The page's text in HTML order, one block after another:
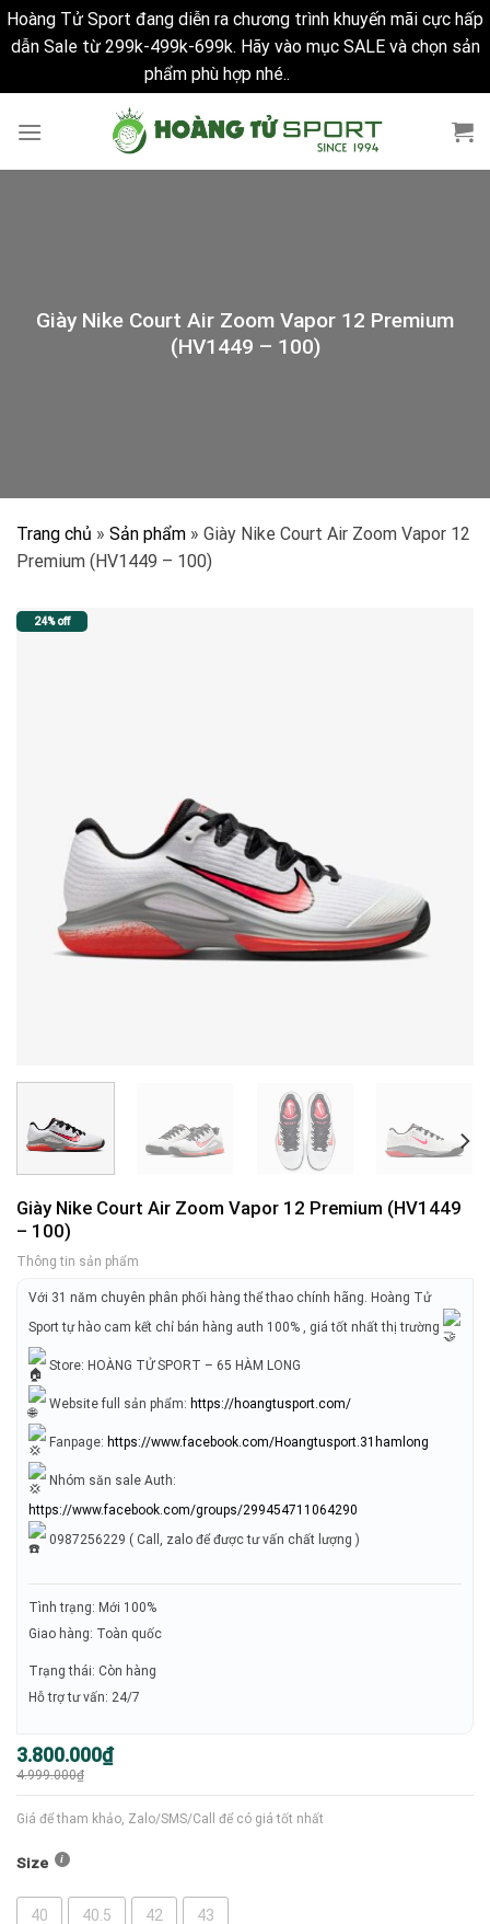
Hoàng Tử Sport đang diễn ra chương trình khuyến mãi cực hấp
dẫn Sale từ 299k-499k-699k. Hãy vào mục SALE và chọn sản
phẩm phù hợp nhé..
Giày Nike Court Air Zoom Vapor 12 Premium
(HV1449 – 100)
Trang chủ » Sản phẩm » Giày Nike Court Air Zoom Vapor 12
Premium (HV1449 – 100)
24% off
Giày Nike Court Air Zoom Vapor 12 Premium (HV1449
– 100)
Thông tin sản phẩm
Với 31 năm chuyên phân phối hàng thể thao chính hãng. Hoàng Tử
Sport tự hào cam kết chỉ bán hàng auth 100% , giá tốt nhất thị trường
Store: HOÀNG TỬ SPORT – 65 HÀM LONG
Website full sản phẩm: https://hoangtusport.com/
Fanpage: https://www.facebook.com/Hoangtusport.31hamlong
Nhóm săn sale Auth:
https://www.facebook.com/groups/299454711064290
0987256229 ( Call, zalo để được tư vấn chất lượng )
Tình trạng: Mới 100%
Giao hàng: Toàn quốc
Trạng thái: Còn hàng
Hỗ trợ tư vấn: 24/7
4.999.000₫
Giá
gốc
là:
3.800.000₫
Giá
hiện
tại
Giá để tham khảo, Zalo/SMS/Call để có giá tốt nhất
Size
40 40.5 42 43